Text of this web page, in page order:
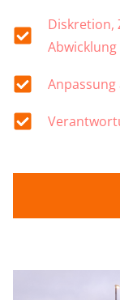
Diskretion,
Abwicklung